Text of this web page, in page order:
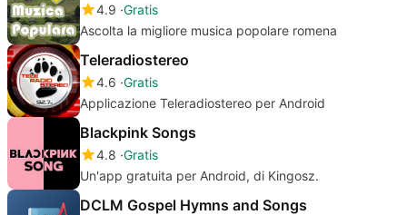
4.9 Gratis
Ascolta la migliore musica popolare romena
Teleradiostereo
4.6 Gratis
Applicazione Teleradiostereo per Android
Blackpink Songs
4.8 Gratis
Un'app gratuita per Android, di Kingosz.
DCLM Gospel Hymns and Songs